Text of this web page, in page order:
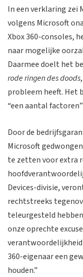
In een verklaring zei
volgens Microsoft
Xbox 360-consoles,
naar mogelijke
Daarmee doelt het
rode ringen des doods
probleem heeft. Het
“een aantal
Door de
Microsoft
te zetten voor extra
Devices-divisie,
rechtstreeks
teleurgesteld
onze oprechte
verantwoordelijkheid
360-eigenaar een
houden.”